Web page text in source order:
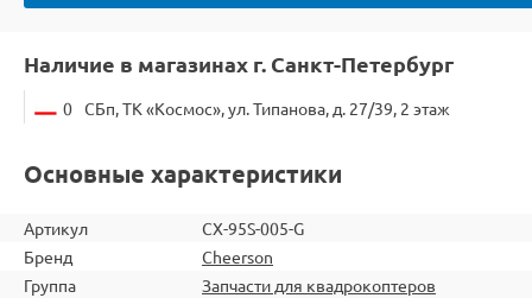
Наличие в магазинах г. Санкт-Петербург
0 СБп, ТК «Космос», ул. Типанова, д. 27/39, 2 этаж
Основные характеристики
Артикул
CX-95S-005-G
Бренд
Cheerson
Группа
Запчасти для квадрокоптеров